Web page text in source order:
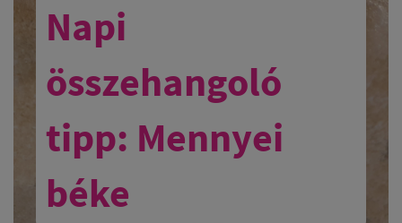
Napi
összehangoló
tipp: Mennyei
béke